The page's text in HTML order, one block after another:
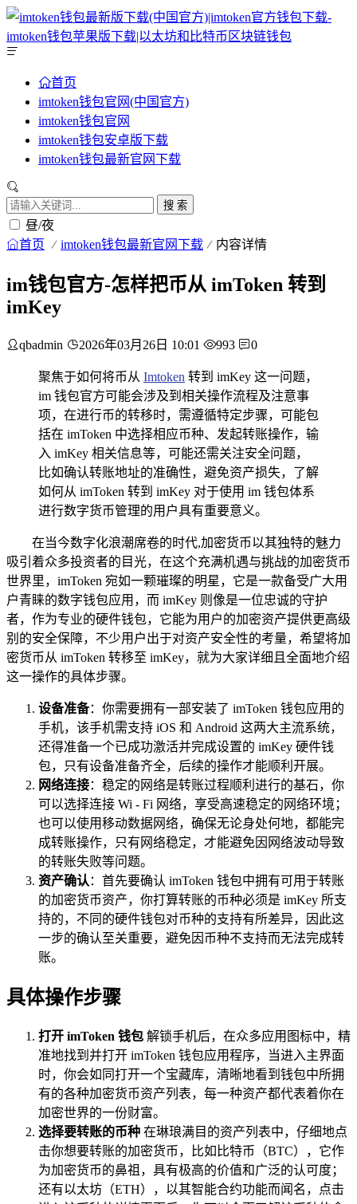
首页
imtoken钱包官网(中国官方)
imtoken钱包官网
imtoken钱包安卓版下载
imtoken钱包最新官网下载
搜 索
昼/夜
首页 imtoken钱包最新官网下载 内容详情
im钱包官方-怎样把币从 imToken 转到
imKey
qbadmin 2026年03月26日 10:01 993 0
聚焦于如何将币从 Imtoken 转到 imKey 这一问题，
im 钱包官方可能会涉及到相关操作流程及注意事
项，在进行币的转移时，需遵循特定步骤，可能包
括在 imToken 中选择相应币种、发起转账操作，输
入 imKey 相关信息等，可能还需关注安全问题，
比如确认转账地址的准确性，避免资产损失，了解
如何从 imToken 转到 imKey 对于使用 im 钱包体系
进行数字货币管理的用户具有重要意义。
在当今数字化浪潮席卷的时代,加密货币以其独特的魅力
吸引着众多投资者的目光，在这个充满机遇与挑战的加密货币
世界里，imToken 宛如一颗璀璨的明星，它是一款备受广大用
户青睐的数字钱包应用，而 imKey 则像是一位忠诚的守护
者，作为专业的硬件钱包，它能为用户的加密资产提供更高级
别的安全保障，不少用户出于对资产安全性的考量，希望将加
密货币从 imToken 转移至 imKey，就为大家详细且全面地介绍
这一操作的具体步骤。
设备准备：你需要拥有一部安装了 imToken 钱包应用的
手机，该手机需支持 iOS 和 Android 这两大主流系统，
还得准备一个已成功激活并完成设置的 imKey 硬件钱
包，只有设备准备齐全，后续的操作才能顺利开展。
网络连接：稳定的网络是转账过程顺利进行的基石，你
可以选择连接 Wi - Fi 网络，享受高速稳定的网络环境；
也可以使用移动数据网络，确保无论身处何地，都能完
成转账操作，只有网络稳定，才能避免因网络波动导致
的转账失败等问题。
资产确认 ：首先要确认 imToken 钱包中拥有可用于转账
的加密货币资产，你打算转账的币种必须是 imKey 所支
持的，不同的硬件钱包对币种的支持有所差异，因此这
一步的确认至关重要，避免因币种不支持而无法完成转
账。
具体操作步骤
打开 imToken 钱包 解锁手机后，在众多应用图标中，精
准地找到并打开 imToken 钱包应用程序，当进入主界面
时，你会如同打开一个宝藏库，清晰地看到钱包中所拥
有的各种加密货币资产列表，每一种资产都代表着你在
加密世界的一份财富。
选择要转账的币种 在琳琅满目的资产列表中，仔细地点
击你想要转账的加密货币，比如比特币（BTC），它作
为加密货币的鼻祖，具有极高的价值和广泛的认可度；
还有以太坊（ETH），以其智能合约功能而闻名，点击